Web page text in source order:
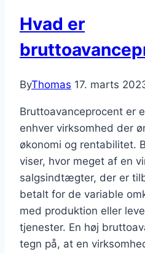
Hvad er
ByThomas 17. marts
Bruttoavanceprocent er
enhver virksomhed der
økonomi og rentabilitet.
viser, hvor meget af en
salgsindtægter, der er
betalt for de variable
med produktion eller
tjenester. En høj
tegn på, at en